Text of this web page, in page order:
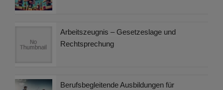
Arbeitszeugnis – Gesetzeslage und
Rechtsprechung
Berufsbegleitende Ausbildungen für